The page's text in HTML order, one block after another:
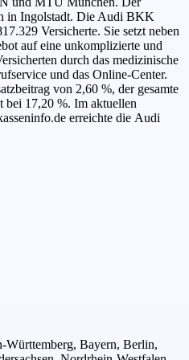
in Ingolstadt. Die Audi BKK
Versicherte. Sie setzt neben
auf eine unkomplizierte und
durch das medizinische
und das Online-Center.
von 2,60 %, der gesamte
bei 17,20 %. Im aktuellen
erreichte die Audi
Bayern, Berlin,